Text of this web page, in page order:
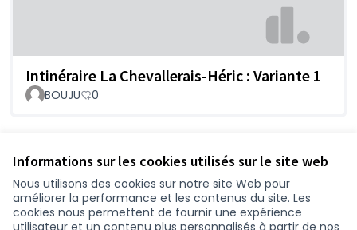
Informations sur les cookies utilisés sur le site web
Nous utilisons des cookies sur notre site Web pour
améliorer la performance et les contenus du site. Les
cookies nous permettent de fournir une expérience
utilisateur et un contenu plus personnalisés à partir de nos
Intinéraire La Chevallerais-Héric : Variante 1
BOUJU 0
Conditions d'utilisation
Paramètres des cookies